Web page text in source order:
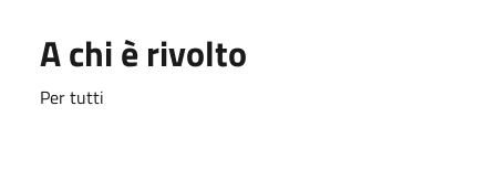
A chi è rivolto
Per tutti